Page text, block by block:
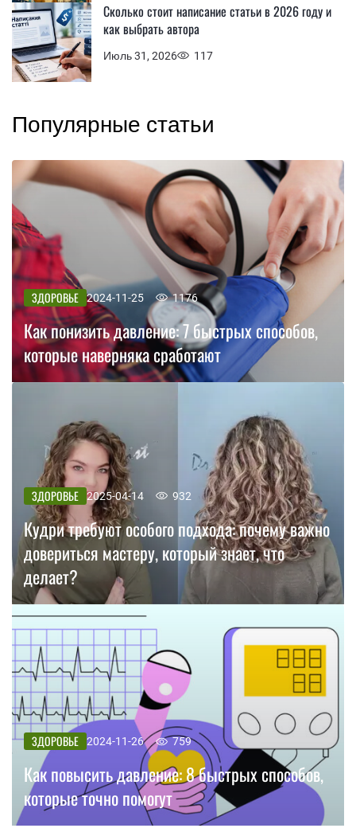
Июль 31, 2026 117
Сколько стоит написание статьи в 2026 году и
как выбрать автора
Популярные статьи
ЗДОРОВЬЕ 2024-11-25 1176
Как понизить давление: 7 быстрых способов,
которые наверняка сработают
ЗДОРОВЬЕ 2025-04-14 932
Кудри требуют особого подхода: почему важно
довериться мастеру, который знает, что
делает?
ЗДОРОВЬЕ 2024-11-26 759
Как повысить давление: 8 быстрых способов,
которые точно помогут